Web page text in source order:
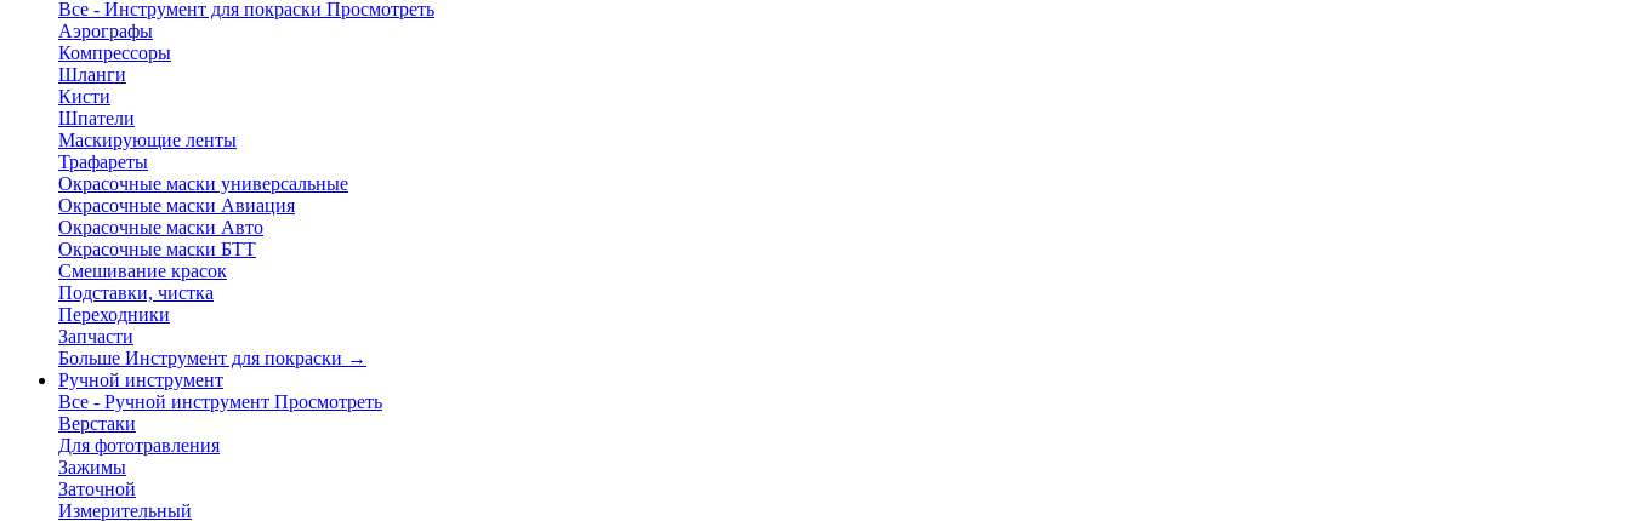
Все - Инструмент для покраски Просмотреть
Аэрографы
Компрессоры
Шланги
Кисти
Шпатели
Маскирующие ленты
Трафареты
Окрасочные маски универсальные
Окрасочные маски Авиация
Окрасочные маски Авто
Окрасочные маски БТТ
Смешивание красок
Подставки, чистка
Переходники
Запчасти
Больше Инструмент для покраски →
Ручной инструмент
Все - Ручной инструмент Просмотреть
Верстаки
Для фототравления
Зажимы
Заточной
Измерительный